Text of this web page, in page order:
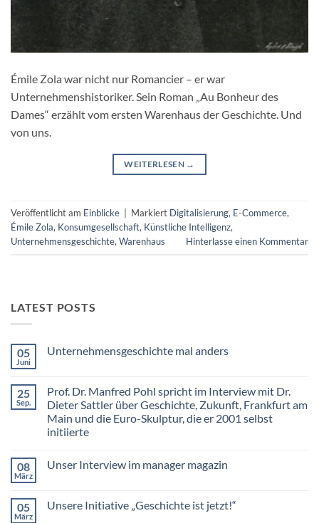
Émile Zola war nicht nur Romancier – er war
Unternehmenshistoriker. Sein Roman „Au Bonheur des
Dames“ erzählt vom ersten Warenhaus der Geschichte. Und
von uns.
WEITERLESEN →
Veröffentlicht am Einblicke Markiert Digitalisierung, E-Commerce,
Émile Zola, Konsumgesellschaft, Künstliche Intelligenz,
Unternehmensgeschichte, Warenhaus Hinterlasse einen Kommentar
LATEST POSTS
05
Juni
Unternehmensgeschichte mal anders
Unternehmensgeschichte
mal
anders
25
Sep.
Prof. Dr. Manfred Pohl spricht im Interview mit Dr.
Dieter Sattler über Geschichte, Zukunft, Frankfurt am
Main und die Euro-Skulptur, die er 2001 selbst
initiierte
zu
Pohl
spricht
08
März
Unser Interview im manager magazin
Unser
05
März
Unsere Initiative „Geschichte ist jetzt!“